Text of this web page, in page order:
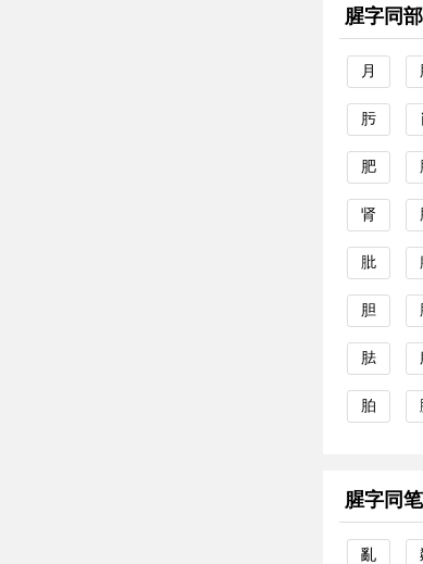
腥字同
月
肟
肥
肾
肶
胆
胠
胉
腥字同
亂